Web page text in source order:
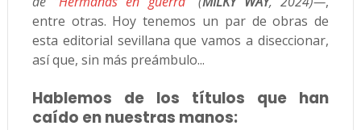
entre otras. Hoy tenemos un par de obras de
esta editorial sevillana que vamos a diseccionar,
así que, sin más preámbulo...
Hablemos de los títulos que han
caído en nuestras manos: